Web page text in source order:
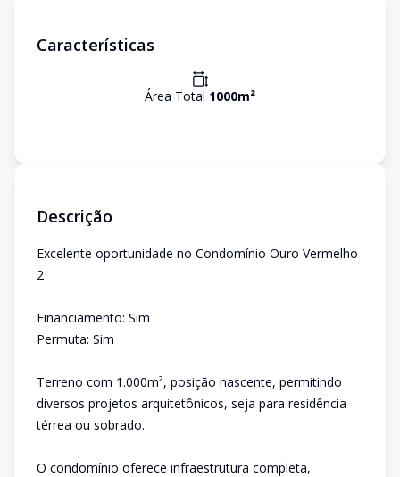
Características
Área Total 1000m²
Descrição
Excelente oportunidade no Condomínio Ouro Vermelho
2
Financiamento: Sim
Permuta: Sim
Terreno com 1.000m², posição nascente, permitindo
diversos projetos arquitetônicos, seja para residência
térrea ou sobrado.
O condomínio oferece infraestrutura completa,